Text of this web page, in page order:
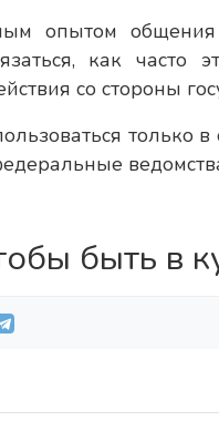
опытом
как часто
со стороны
только
быть в